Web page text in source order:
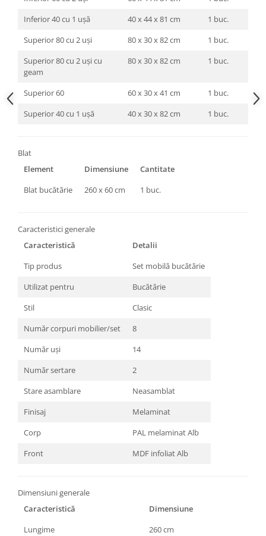
Inferior 40 cu 1 ușă
40 x 44 x 81 cm
1 buc.
Superior 80 cu 2 uși
80 x 30 x 82 cm
1 buc.
Superior 80 cu 2 uși cu
geam
80 x 30 x 82 cm 1 buc.
Superior 60 60 x 30 x 41 cm
1 buc.
Superior 40 cu 1 ușă
40 x 30 x 82 cm 1 buc.
Blat
Element
Dimensiune
Cantitate
Blat bucătărie
260 x 60 cm 1 buc.
Caracteristici generale
Caracteristică
Detalii
Tip produs
Set mobilă bucătărie
Utilizat pentru
Bucătărie
Stil
Clasic
Număr corpuri mobilier/set
8
Număr uși
14
Număr sertare
2
Stare asamblare
Neasamblat
Finisaj
Melaminat
Corp
PAL melaminat Alb
Front
MDF infoliat Alb
Dimensiuni generale
Caracteristică
Dimensiune
Lungime
260 cm